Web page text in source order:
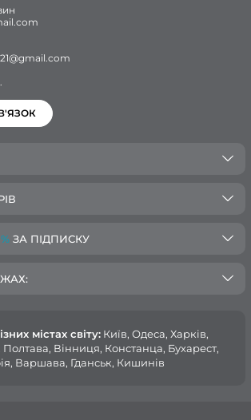
ЗА ПІДПИСКУ
містах світу:Київ, Одеса, Харків,
Полтава, Вінниця, Констанца, Бухарест,
Варшава, Гданськ, Кишинів